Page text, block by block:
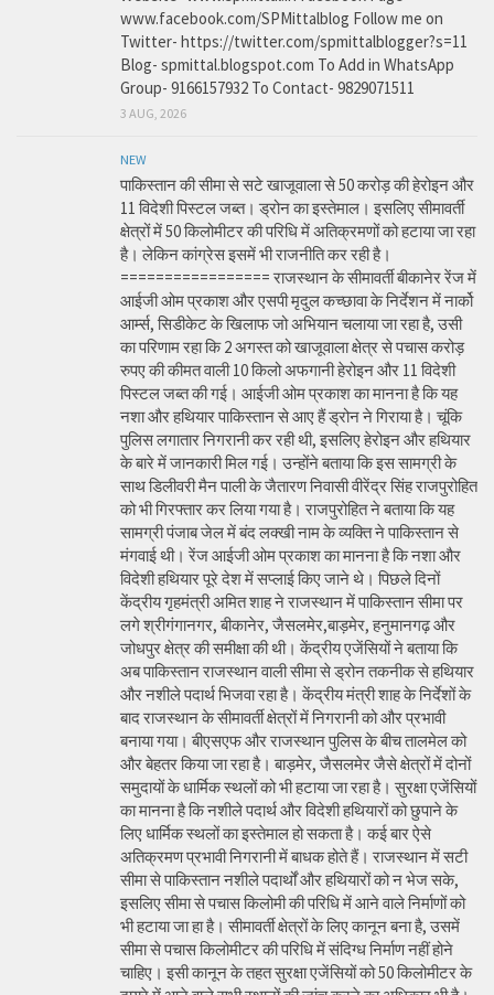
www.facebook.com/SPMittalblog Follow me on
Twitter- https://twitter.com/spmittalblogger?s=11
Blog- spmittal.blogspot.com To Add in WhatsApp
Group- 9166157932 To Contact- 9829071511
3 AUG, 2026
NEW
पाकिस्तान की सीमा से सटे खाजूवाला से 50 करोड़ की हेरोइन और
11 विदेशी पिस्टल जब्त। ड्रोन का इस्तेमाल। इसलिए सीमावर्ती
क्षेत्रों में 50 किलोमीटर की परिधि में अतिक्रमणों को हटाया जा रहा
है। लेकिन कांग्रेस इसमें भी राजनीति कर रही है।
================= राजस्थान के सीमावर्ती बीकानेर रेंज में
आईजी ओम प्रकाश और एसपी मृदुल कच्छावा के निर्देशन में नार्को
आर्म्स, सिडीकेट के खिलाफ जो अभियान चलाया जा रहा है, उसी
का परिणाम रहा कि 2 अगस्त को खाजूवाला क्षेत्र से पचास करोड़
रुपए की कीमत वाली 10 किलो अफगानी हेरोइन और 11 विदेशी
पिस्टल जब्त की गई। आईजी ओम प्रकाश का मानना है कि यह
नशा और हथियार पाकिस्तान से आए हैं ड्रोन ने गिराया है। चूंकि
पुलिस लगातार निगरानी कर रही थी, इसलिए हेरोइन और हथियार
के बारे में जानकारी मिल गई। उन्होंने बताया कि इस सामग्री के
साथ डिलीवरी मैन पाली के जैतारण निवासी वीरेंद्र सिंह राजपुरोहित
को भी गिरफ्तार कर लिया गया है। राजपुरोहित ने बताया कि यह
सामग्री पंजाब जेल में बंद लक्खी नाम के व्यक्ति ने पाकिस्तान से
मंगवाई थी। रेंज आईजी ओम प्रकाश का मानना है कि नशा और
विदेशी हथियार पूरे देश में सप्लाई किए जाने थे। पिछले दिनों
केंद्रीय गृहमंत्री अमित शाह ने राजस्थान में पाकिस्तान सीमा पर
लगे श्रीगंगानगर, बीकानेर, जैसलमेर,बाड़मेर, हनुमानगढ़ और
जोधपुर क्षेत्र की समीक्षा की थी। केंद्रीय एजेंसियों ने बताया कि
अब पाकिस्तान राजस्थान वाली सीमा से ड्रोन तकनीक से हथियार
और नशीले पदार्थ भिजवा रहा है। केंद्रीय मंत्री शाह के निर्देशों के
बाद राजस्थान के सीमावर्ती क्षेत्रों में निगरानी को और प्रभावी
बनाया गया। बीएसएफ और राजस्थान पुलिस के बीच तालमेल को
और बेहतर किया जा रहा है। बाड़मेर, जैसलमेर जैसे क्षेत्रों में दोनों
समुदायों के धार्मिक स्थलों को भी हटाया जा रहा है। सुरक्षा एजेंसियों
का मानना है कि नशीले पदार्थ और विदेशी हथियारों को छुपाने के
लिए धार्मिक स्थलों का इस्तेमाल हो सकता है। कई बार ऐसे
अतिक्रमण प्रभावी निगरानी में बाधक होते हैं। राजस्थान में सटी
सीमा से पाकिस्तान नशीले पदार्थों और हथियारों को न भेज सके,
इसलिए सीमा से पचास किलोमी की परिधि में आने वाले निर्माणों को
भी हटाया जा हा है। सीमावर्ती क्षेत्रों के लिए कानून बना है, उसमें
सीमा से पचास किलोमीटर की परिधि में संदिग्ध निर्माण नहीं होने
चाहिए। इसी कानून के तहत सुरक्षा एजेंसियों को 50 किलोमीटर के